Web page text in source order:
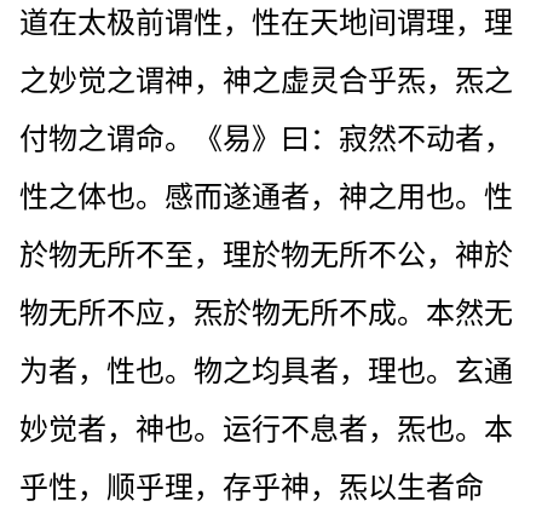
道在太极前谓性，性在天地间谓理，理
之妙觉之谓神，神之虚灵合乎炁，炁之
付物之谓命。《易》曰：寂然不动者，
性之体也。感而遂通者，神之用也。性
於物无所不至，理於物无所不公，神於
物无所不应，炁於物无所不成。本然无
为者，性也。物之均具者，理也。玄通
妙觉者，神也。运行不息者，炁也。本
乎性，顺乎理，存乎神，炁以生者命